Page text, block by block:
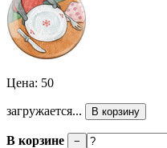
Цена: 50
загружается... В корзину
В корзине −